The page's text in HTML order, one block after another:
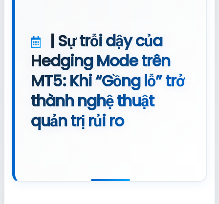
| Sự trỗi dậy của
Hedging Mode trên
MT5: Khi “Gồng lỗ” trở
thành nghệ thuật
quản trị rủi ro